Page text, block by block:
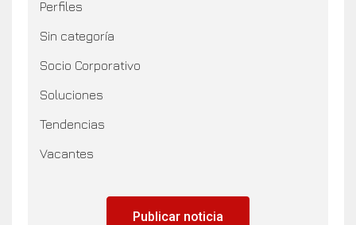
Perfiles
Sin categoría
Socio Corporativo
Soluciones
Tendencias
Vacantes
Publicar noticia